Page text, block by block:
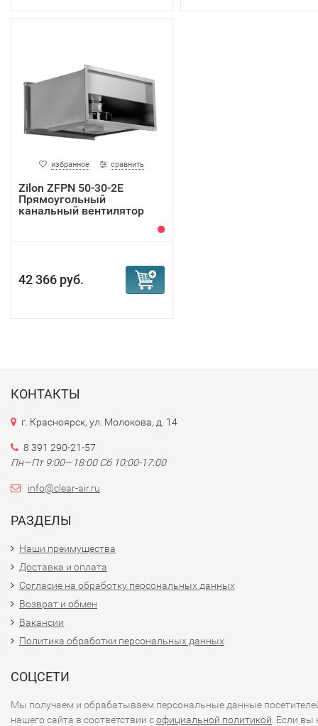
избранное сравнить
Zilon ZFPN 50-30-2E
Прямоугольный
канальный вентилятор
42 366 руб.
КОНТАКТЫ
г. Красноярск, ул. Молокова, д. 14
8 391 290-21-57
Пн—Пт 9:00—18:00 Сб 10:00-17:00
info@clear-air.ru
РАЗДЕЛЫ
Наши преимущества
Доставка и оплата
Согласие на обработку персональных данных
Возврат и обмен
Вакансии
Политика обработки персональных данных
СОЦСЕТИ
Мы получаем и обрабатываем персональные данные
нашего сайта в соответствии софициальной политикой . Если вы